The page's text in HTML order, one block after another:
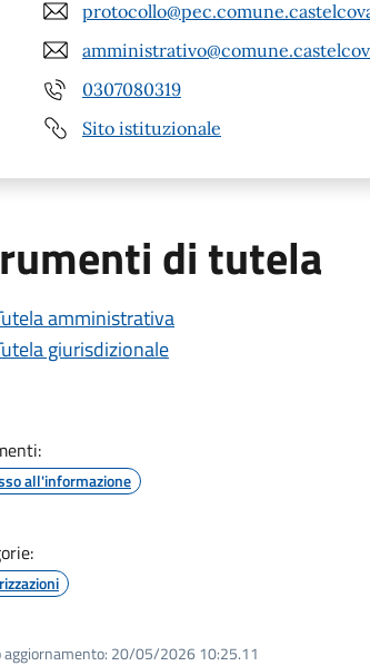
0307080319
Sito istituzionale
di tutela
amministrativa
giurisdizionale
all'informazione
20/05/2026 10:25.11